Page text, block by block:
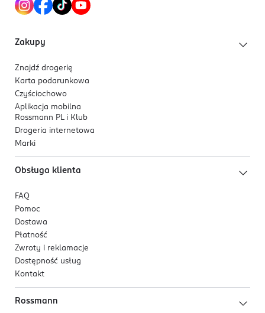
Zakupy
Znajdź drogerię
Karta podarunkowa
Czyściochowo
Aplikacja mobilna
Rossmann PL i Klub
Drogeria internetowa
Marki
Obsługa klienta
FAQ
Pomoc
Dostawa
Płatność
Zwroty i reklamacje
Dostępność usług
Kontakt
Rossmann